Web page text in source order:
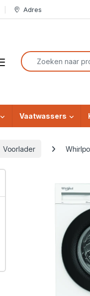
Adres
Search for:
Vaatwassers
Voorlader